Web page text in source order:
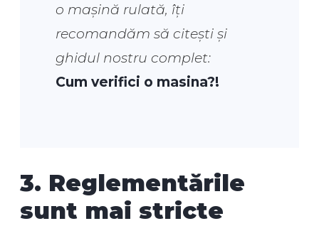
o mașină rulată, îți
recomandăm să citești și
ghidul nostru complet:
Cum verifici o masina?!
3. Reglementările
sunt mai stricte